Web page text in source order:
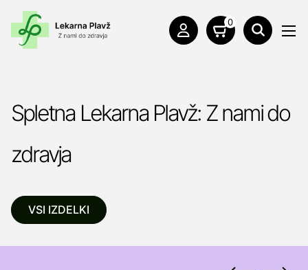
0
Spletna Lekarna Plavž: Z nami do
zdravja
VSI IZDELKI